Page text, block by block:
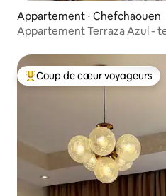
Appartement ⋅ Chefchaouen
Appartement Terraza Azul -
Coups de cœur voyageurs les
Coup de cœur voyageurs